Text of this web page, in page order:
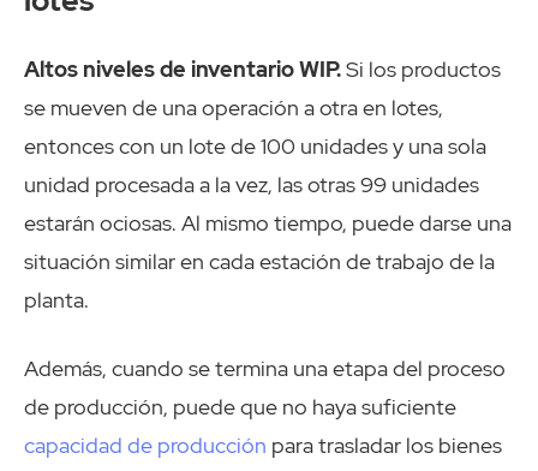
Altos niveles de inventario WIP.Si los productos
se mueven de una operación a otra en lotes,
entonces con un lote de 100 unidades y una sola
unidad procesada a la vez, las otras 99 unidades
estarán ociosas. Al mismo tiempo, puede darse una
situación similar en cada estación de trabajo de la
planta.
Además, cuando se termina una etapa del proceso
de producción, puede que no haya suficiente
capacidad de producción para trasladar los bienes